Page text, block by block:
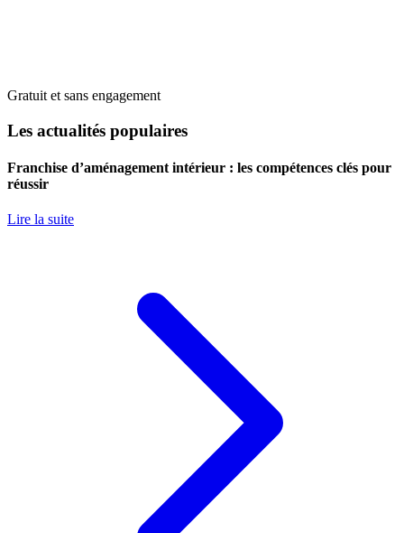
Gratuit et sans engagement
Les actualités populaires
Franchise d’aménagement intérieur : les compétences clés pour
réussir
Lire la suite